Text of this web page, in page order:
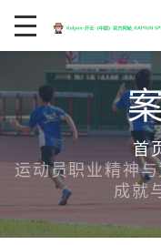
首
运动员职业精神
成就